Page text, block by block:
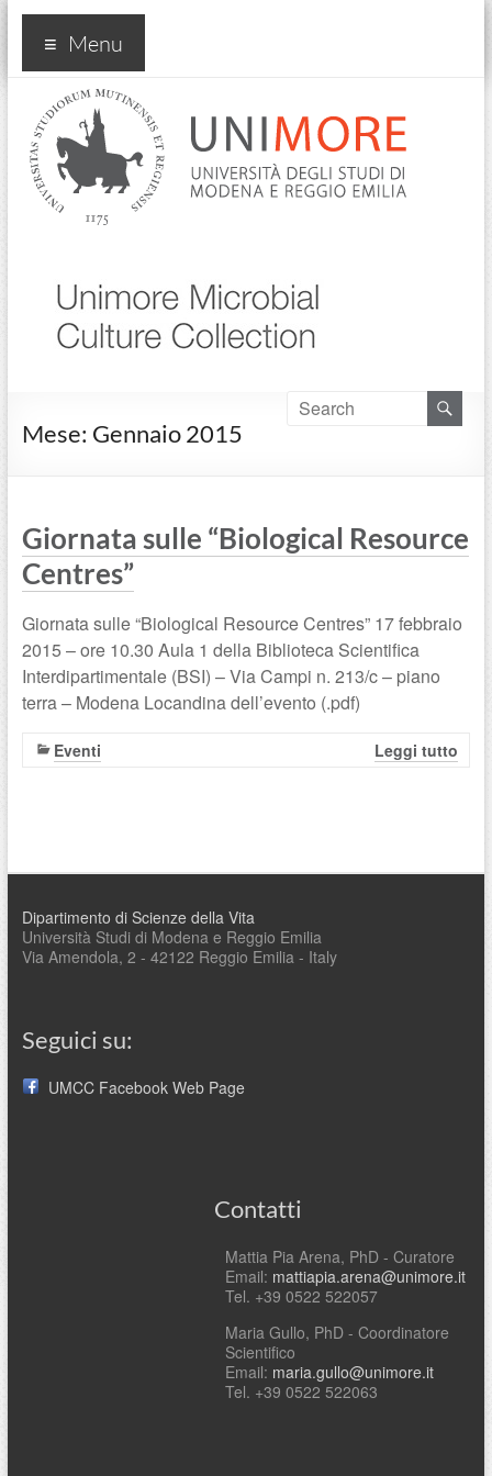
umcc
Menu
Mese: Gennaio 2015
Giornata sulle “Biological Resource
Centres”
Giornata sulle “Biological Resource Centres” 17 febbraio
2015 – ore 10.30 Aula 1 della Biblioteca Scientifica
Interdipartimentale (BSI) – Via Campi n. 213/c – piano
terra – Modena Locandina dell’evento (.pdf)
Eventi Leggi tutto
Dipartimento di Scienze della Vita
Università Studi di Modena e Reggio Emilia
Via Amendola, 2 - 42122 Reggio Emilia - Italy
Seguici su:
UMCC Facebook Web Page
Contatti
Mattia Pia Arena, PhD - Curatore
Email: mattiapia.arena@unimore.it
Tel. +39 0522 522057
Maria Gullo, PhD - Coordinatore
Scientifico
Email: maria.gullo@unimore.it
Tel. +39 0522 522063